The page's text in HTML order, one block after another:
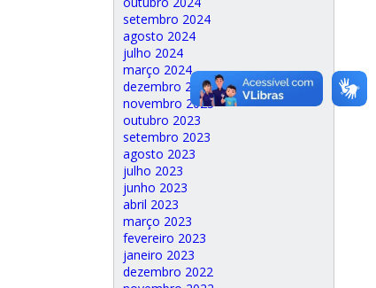
setembro 2024
agosto 2024
julho 2024
março 2024
dezembro 2023
novembro 2023
outubro 2023
setembro 2023
agosto 2023
julho 2023
junho 2023
abril 2023
março 2023
fevereiro 2023
janeiro 2023
dezembro 2022